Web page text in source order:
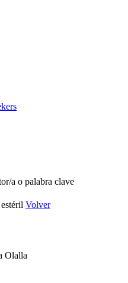
a o palabra clave
Volver
Olalla